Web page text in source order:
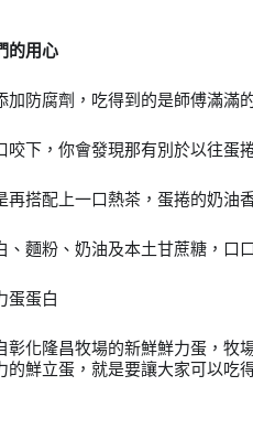
的用心
加防腐劑，吃得到的是師傅滿滿
咬下，你會發現那有別於以往蛋
再搭配上一口熱茶，蛋捲的奶油
、麵粉、奶油及本土甘蔗糖，口
蛋蛋白
彰化隆昌牧場的新鮮鮮力蛋，牧
的鮮立蛋，就是要讓大家可以吃